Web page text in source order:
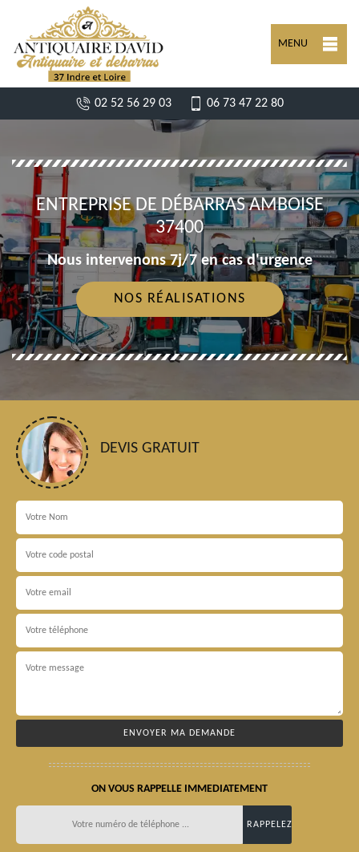
MENU
02 52 56 29 03 06 73 47 22 80
ENTREPRISE DE DÉBARRAS AMBOISE
37400
Nous intervenons 7j/7 en cas d'urgence
NOS RÉALISATIONS
DEVIS GRATUIT
ON VOUS RAPPELLE IMMEDIATEMENT